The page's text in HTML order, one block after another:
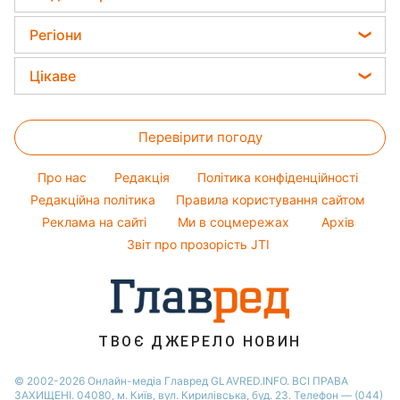
Напої
Магнітні бурі
Олена Зеленська
Ані Лорак
Кейт Міддлтон
Алла Пугачова
Максим Галкін
Настя Каменських
Віталій Козловський
Потап
Софія Ротару
Прання
Кімнатні рослини
Усе про сало
Фарбування волосся
Гарний манікюр
Модні помилки
Новини моди
Поради від Андре Тана
Жіночі стрижки
Регіони
Новини Харкова
Новини Львова
Новини Полтави
Новини Дніпра
Новини Сум
Новини Тернополя
Новини Черкаси
Новини Рівного
Цікаве
Тести по картинці
Оптичні ілюзії
Народні прикмети
Усе про шоу-бізнес
Перевірити погоду
Про нас Редакція
Політика конфіденційності
Редакційна політика
Правила користування сайтом
Реклама на сайті
Ми в соцмережах
Архів
Звіт про прозорість JTI
ТВОЄ ДЖЕРЕЛО НОВИН
© 2002-2026 Онлайн-медіа Главред GLAVRED.INFO. ВСІ ПРАВА
ЗАХИЩЕНІ. 04080, м. Київ, вул. Кирилівська, буд. 23. Телефон — (044)